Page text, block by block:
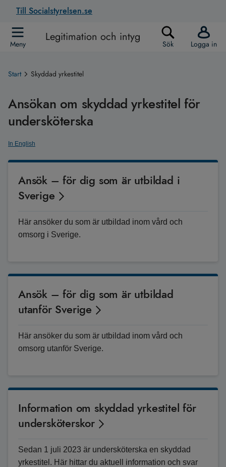
Till Socialstyrelsen.se
Meny Legitimation och intyg Sök Logga in
Start Skyddad yrkestitel
Ansökan om skyddad yrkestitel för
undersköterska
In English
Ansök – för dig som är utbildad i
Sverige
Här ansöker du som är utbildad inom vård och
omsorg i Sverige.
Ansök – för dig som är utbildad
utanför Sverige
Här ansöker du som är utbildad inom vård och
omsorg utanför Sverige.
Information om skyddad yrkestitel för
undersköterskor
Sedan 1 juli 2023 är undersköterska en skyddad
yrkestitel. Här hittar du aktuell information och svar